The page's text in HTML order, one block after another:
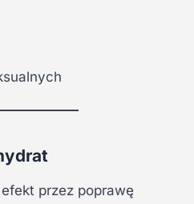
przez poprawę